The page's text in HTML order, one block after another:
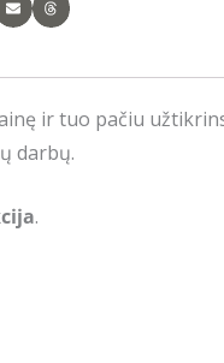
ir tuo pačiu
darbų.
.